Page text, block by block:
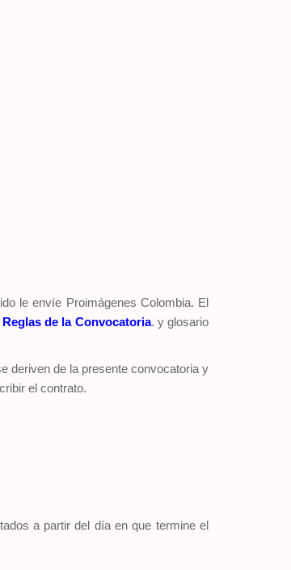
le envíe Proimágenes Colombia. El
Reglas de la Convocatoria. y glosario
deriven de la presente convocatoria y
el contrato.
a partir del día en que termine el